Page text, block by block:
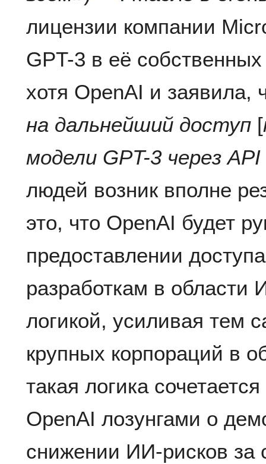
лицензии компании
GPT-3 в её
хотя OpenAI и заявила,
на дальнейший доступ [
модели GPT-3 через
людей возник вполне
это, что OpenAI будет
предоставлении
разработкам в области
логикой, усиливая тем
крупных корпораций в
такая логика
OpenAI лозунгами о
снижении ИИ-рисков за